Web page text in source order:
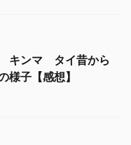
キンマ タイ昔から
子【感想】